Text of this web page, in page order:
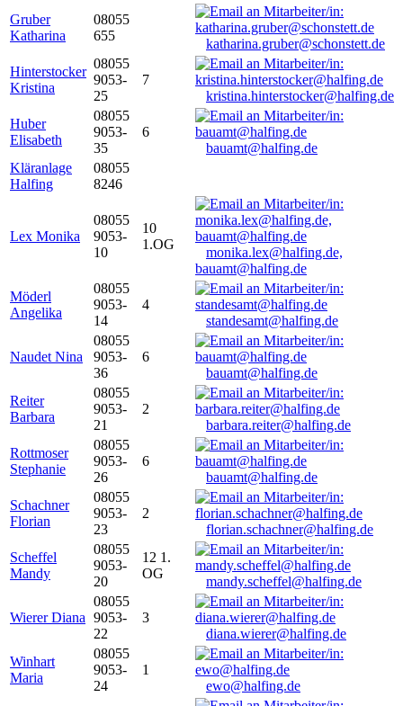
Gruber
Katharina
08055
655
katharina.gruber@schonstett.de
Hinterstocker
Kristina
08055
9053-
25
7
kristina.hinterstocker@halfing.de
Huber
Elisabeth
08055
9053-
35
6
bauamt@halfing.de
Kläranlage
Halfing
08055
8246
Lex Monika
08055
9053-
10
10
1.OG
monika.lex@halfing.de,
bauamt@halfing.de
Möderl
Angelika
08055
9053-
14
4
standesamt@halfing.de
Naudet Nina
08055
9053-
36
6
bauamt@halfing.de
Reiter
Barbara
08055
9053-
21
2
barbara.reiter@halfing.de
Rottmoser
Stephanie
08055
9053-
26
6
bauamt@halfing.de
Schachner
Florian
08055
9053-
23
2
florian.schachner@halfing.de
Scheffel
Mandy
08055
9053-
20
12 1.
OG
mandy.scheffel@halfing.de
Wierer Diana
08055
9053-
22
3
diana.wierer@halfing.de
Winhart
Maria
08055
9053-
24
1
ewo@halfing.de